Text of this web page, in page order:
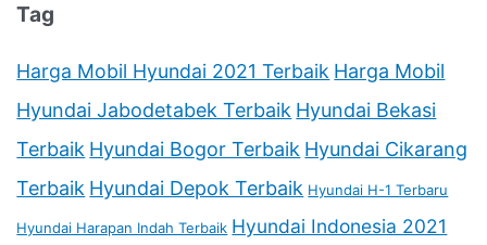
Tag
Harga Mobil Hyundai 2021 Terbaik Harga Mobil
Hyundai Jabodetabek Terbaik Hyundai Bekasi
Terbaik Hyundai Bogor Terbaik Hyundai Cikarang
Terbaik Hyundai Depok Terbaik Hyundai H-1 Terbaru
Hyundai Harapan Indah Terbaik Hyundai Indonesia 2021